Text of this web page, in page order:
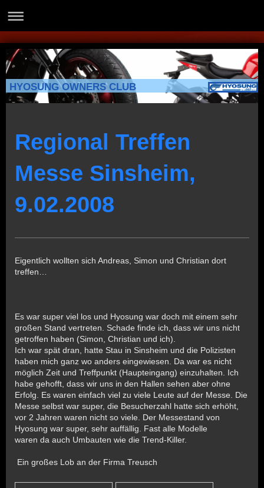
HYOSUNG OWNERS CLUB
Regional Treffen
Messe Sinsheim,
9.02.2008
Eigentlich wollten sich Andreas, Simon und Christian dort
treffen…
Es war super viel los und Hyosung war doch mit einem sehr
großen Stand vertreten. Schade finde ich, dass wir uns nicht
getroffen haben (Simon, Christian und ich).
Ich war spät dran, hatte Stau in Sinsheim und die Polizisten
haben mich ganz wo anders eingewiesen. Da war es nicht
möglich Zeit und Treffpunkt (Haupteingang) einzuhalten. Ich
habe gehofft, dass wir uns in den Hallen sehen aber ohne
Erfolg. Es waren einfach viel zu viele Leute auf der Messe. Die
Messe selbst war super, die Besucherzahl hatte sich erhöht,
vor 2 Jahren waren nicht so viele. Der Messestand von
Hyosung war super, sehr auffällig. Fast alle Modelle
waren da auch Umbauten wie die Trend-Killer.
Ein großes Lob an der Firma Treusch